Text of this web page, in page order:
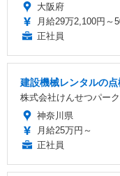
大阪府
月給29万2,100円～
正社員
建設機械レンタルの
株式会社けんせつパーク
神奈川県
月給25万円～
正社員